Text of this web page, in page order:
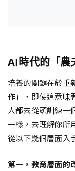
AI時代的「農
培養的關鍵在於重
作」，即使這意味
人都去從頭訓練一
一樣，去理解你所
從以下幾個層面入
第一，教育層面的